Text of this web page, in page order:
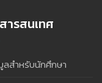
ารสนเทศ
ลสำหรับนักศึกษา